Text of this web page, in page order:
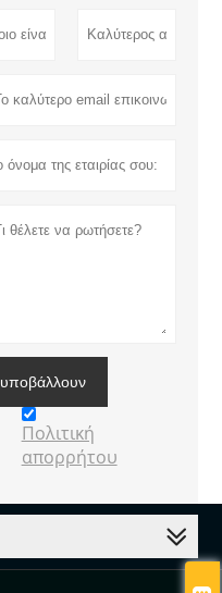
υποβάλλουν
Πολιτική
απορρήτου